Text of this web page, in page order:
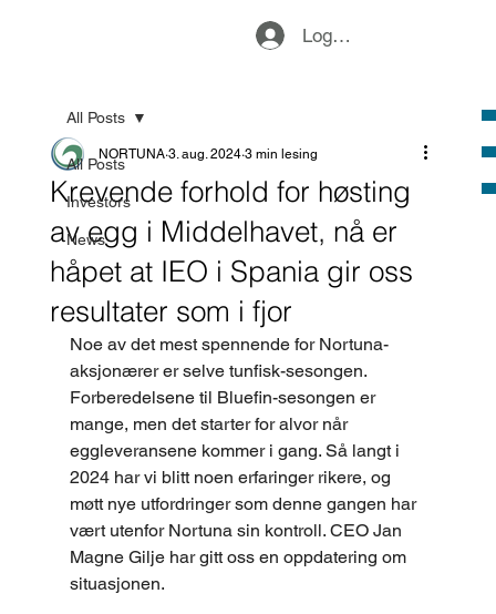
Logg inn
All Posts
Investors
News
All Posts
Krevende forhold for høsting
av egg i Middelhavet, nå er
håpet at IEO i Spania gir oss
resultater som i fjor
NORTUNA 3. aug. 2024 3 min lesing
Noe av det mest spennende for Nortuna-
aksjonærer er selve tunfisk-sesongen.
Forberedelsene til Bluefin-sesongen er
mange, men det starter for alvor når
eggleveransene kommer i gang. Så langt i
2024 har vi blitt noen erfaringer rikere, og
møtt nye utfordringer som denne gangen har
vært utenfor Nortuna sin kontroll. CEO Jan
Magne Gilje har gitt oss en oppdatering om
situasjonen.